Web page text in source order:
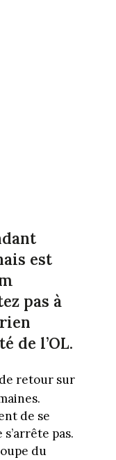
est
pas à
de l’OL.
retour sur
de se
pas.
du